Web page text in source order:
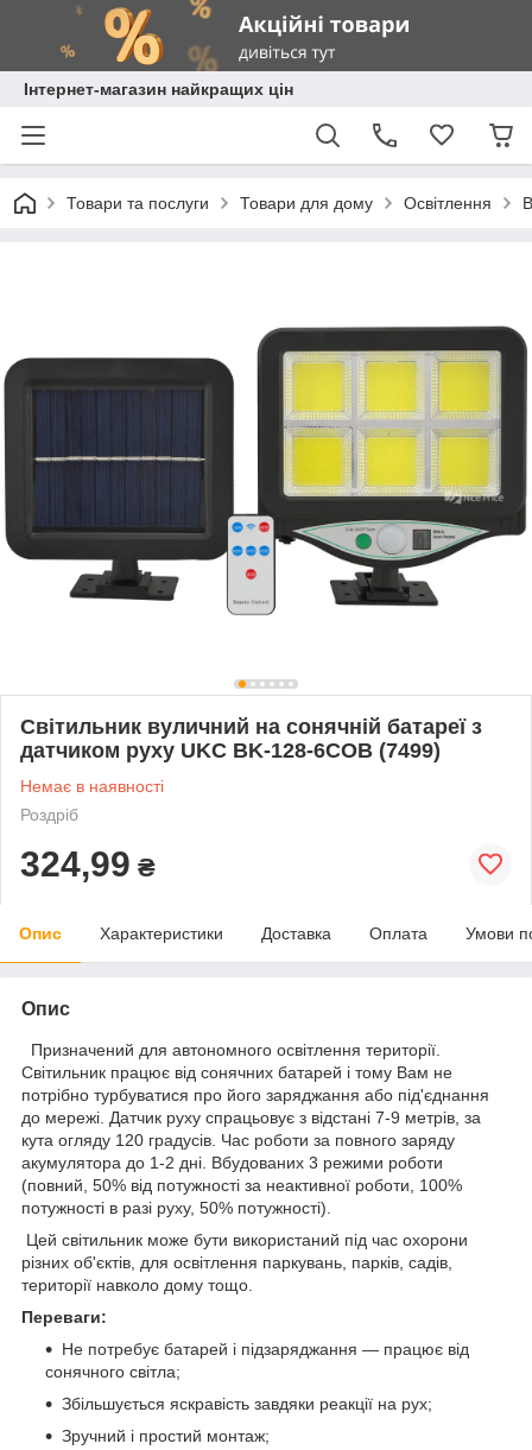
Інтернет-магазин найкращих цін
Товари та послуги Товари для дому Освітлення
Світильник вуличний на сонячній батареї з
датчиком руху UKC BK-128-6COB (7499)
Немає в наявності
Роздріб
324,99 ₴
Опис Характеристики Доставка Оплата Умови
Опис
Призначений для автономного освітлення території.
Світильник працює від сонячних батарей і тому Вам не
потрібно турбуватися про його заряджання або під'єднання
до мережі. Датчик руху спрацьовує з відстані 7-9 метрів, за
кута огляду 120 градусів. Час роботи за повного заряду
акумулятора до 1-2 дні. Вбудованих 3 режими роботи
(повний, 50% від потужності за неактивної роботи, 100%
потужності в разі руху, 50% потужності).
Цей світильник може бути використаний під час охорони
різних об'єктів, для освітлення паркувань, парків, садів,
території навколо дому тощо.
Переваги:
Не потребує батарей і підзаряджання — працює від
сонячного світла;
Збільшується яскравість завдяки реакції на рух;
Зручний і простий монтаж;